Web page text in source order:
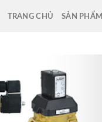
TRANG CHỦ SẢN PHẨM